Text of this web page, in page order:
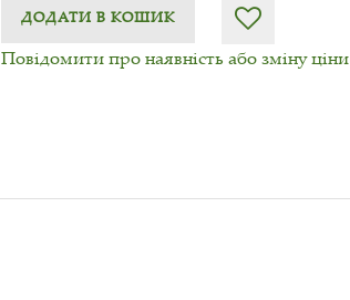
ДОДАТИ В КОШИК
Повідомити про наявність або зміну ціни